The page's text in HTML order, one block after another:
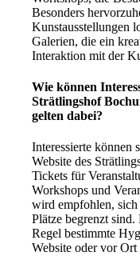
Besonders
Kunstausstellungen
Galerien, die ein
Interaktion mit der
Wie können
Strätlingshof
gelten dabei?
Interessierte können
Website des
Tickets für
Workshops und
wird empfohlen,
Plätze begrenzt
Regel bestimmte
Website oder vor Ort